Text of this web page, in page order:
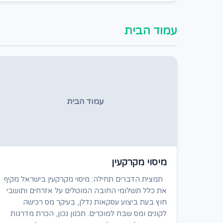
עמוד הבית
עמוד הבית
מיסוי מקרקעין
תמצית הדברים תחילה: מיסוי מקרקעין בישראל מקיף
את כלל תשלומי החובה המוטלים על אזרחים ותושבי
חוץ בעת ביצוע עסקאות נדלן, בעיקר מס רכישה
לקונים ומס שבח למוכרים. תכנון נכון, הכרת מדרגות